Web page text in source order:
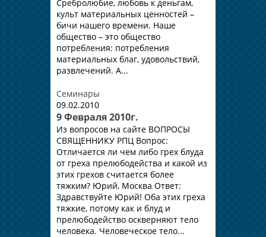
Сребролюбие, любовь к деньгам,
культ материальных ценностей –
бичи нашего времени. Наше
общество – это общество
потребления: потребления
материальных благ, удовольствий,
развлечений. А...
Семинары
09.02.2010
9 Февраля 2010г.
Из вопросов на сайте ВОПРОСЫ
СВЯЩЕННИКУ РПЦ Вопрос:
Отличается ли чем либо грех блуда
от греха прелюбодейства и какой из
этих грехов считается более
тяжким? Юрий, Москва Ответ:
Здравствуйте Юрий! Оба этих греха
тяжкие, потому как и блуд и
прелюбодейство оскверняют тело
человека. Человеческое тело...